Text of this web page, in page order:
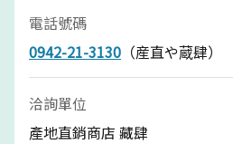
電話號碼
0942-21-3130 （産直や蔵肆）
洽詢單位
產地直銷商店 藏肆